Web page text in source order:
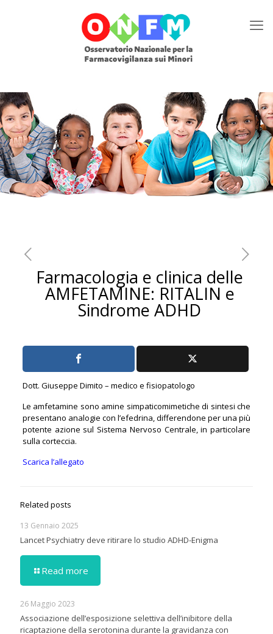
Farmacologia e clinica delle
AMFETAMINE: RITALIN e
Sindrome ADHD
Dott. Giuseppe Dimito – medico e fisiopatologo
Le amfetamine sono amine simpaticomimetiche di sintesi che
presentano analogie con l’efedrina, differendone per una più
potente azione sul Sistema Nervoso Centrale, in particolare
sulla corteccia.
Scarica l’allegato
Related posts
13 Gennaio 2025
Lancet Psychiatry deve ritirare lo studio ADHD-Enigma
Read more
26 Maggio 2023
Associazione dell’esposizione selettiva dell’inibitore della
ricaptazione della serotonina durante la gravidanza con